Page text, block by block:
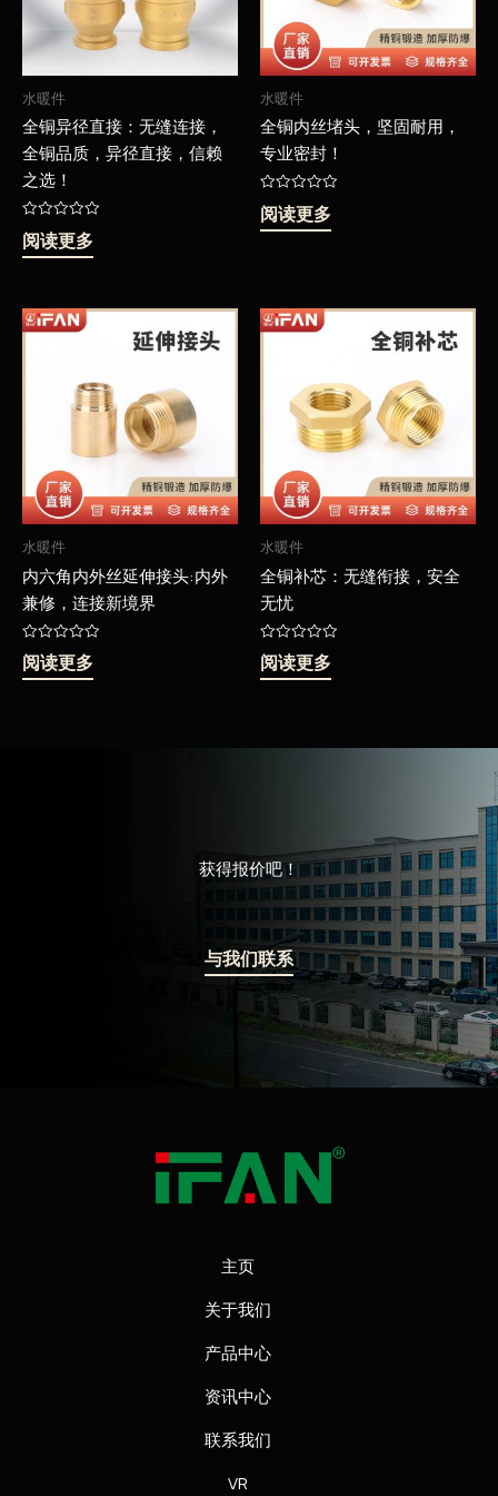
水暖件
全铜异径直接：无缝连接，
全铜品质，异径直接，信赖
之选！
评
分
0
阅读更多
水暖件
全铜内丝堵头，坚固耐用，
专业密封！
评
分
0
阅读更多
水暖件
内六角内外丝延伸接头:内外
兼修，连接新境界
评
分
0
阅读更多
水暖件
全铜补芯：无缝衔接，安全
无忧
评
分
0
阅读更多
获得报价吧！
与我们联系
主页
关于我们
产品中心
资讯中心
联系我们
VR